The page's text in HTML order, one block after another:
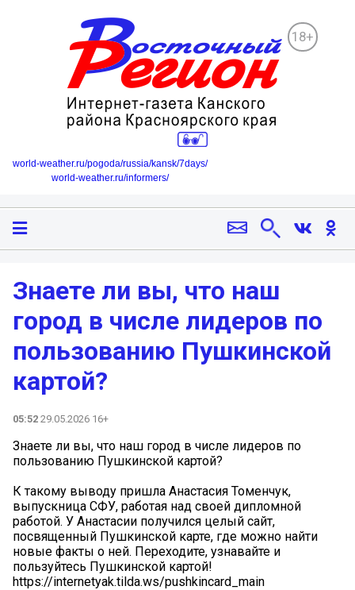
18+
world-weather.ru/pogoda/russia/kansk/7days/
world-weather.ru/informers/
Знаете ли вы, что наш
город в числе лидеров по
пользованию Пушкинской
картой?
05:52 29.05.2026 16+
Знаете ли вы, что наш город в числе лидеров по
пользованию Пушкинской картой?
К такому выводу пришла Анастасия Томенчук,
выпускница СФУ, работая над своей дипломной
работой. У Анастасии получился целый сайт,
посвященный Пушкинской карте, где можно найти
новые факты о ней. Переходите, узнавайте и
пользуйтесь Пушкинской картой!
https://internetyak.tilda.ws/pushkincard_main